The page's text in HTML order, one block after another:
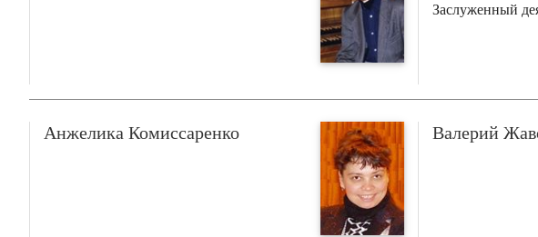
Заслуженный
Анжелика Комиссаренко Валерий